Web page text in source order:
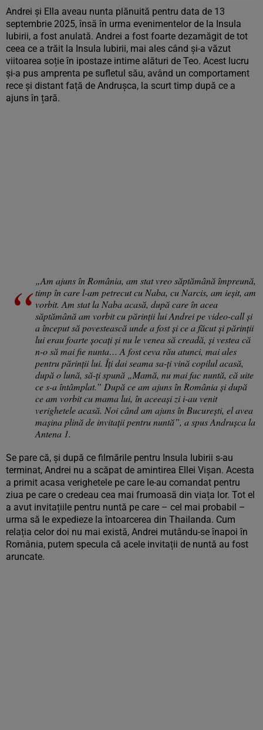
Andrei și Ella aveau nunta plănuită pentru data de 13
septembrie 2025, însă în urma evenimentelor de la Insula
Iubirii, a fost anulată. Andrei a fost foarte dezamăgit de tot
ceea ce a trăit la Insula Iubirii, mai ales când și-a văzut
viitoarea soție în ipostaze intime alături de Teo. Acest lucru
și-a pus amprenta pe sufletul său, având un comportament
rece și distant față de Andrușca, la scurt timp după ce a
ajuns în țară.
„Am ajuns în România, am stat vreo săptămână împreună,
timp în care l-am petrecut cu Naba, cu Narcis, am ieșit, am
vorbit. Am stat la Naba acasă, după care în acea
săptămână am vorbit cu părinții lui Andrei pe video-call și
a început să povestească unde a fost și ce a făcut și părinții
lui erau foarte șocați și nu le venea să creadă, și vestea că
n-o să mai fie nunta… A fost ceva rău atunci, mai ales
pentru părinții lui. Îți dai seama sa-ți vină copilul acasă,
după o lună, să-ți spună „Mamă, nu mai fac nuntă, că uite
ce s-a întâmplat.” După ce am ajuns în România și după
ce am vorbit cu mama lui, în aceeași zi i-au venit
verighetele acasă. Noi când am ajuns în București, el avea
mașina plină de invitații pentru nuntă”, a spus Andrușca la
Antena 1.
Se pare că, și după ce filmările pentru Insula Iubirii s-au
terminat, Andrei nu a scăpat de amintirea Ellei Vișan. Acesta
a primit acasa verighetele pe care le-au comandat pentru
ziua pe care o credeau cea mai frumoasă din viața lor. Tot el
a avut invitațiile pentru nuntă pe care – cel mai probabil –
urma să le expedieze la întoarcerea din Thailanda. Cum
relația celor doi nu mai există, Andrei mutându-se înapoi în
România, putem specula că acele invitații de nuntă au fost
aruncate.